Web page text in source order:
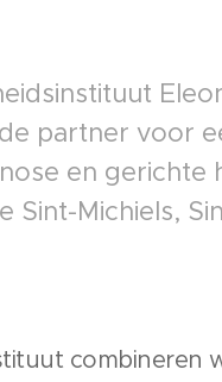
partner voor
en gerichte
Sint-Michiels,
combineren